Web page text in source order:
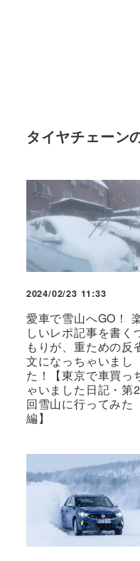
タイヤチェーン
2024/02/23 11:33
愛車で雪山へGO！
しいレポ記事を書く
もりが、重ための反
文になっちゃいまし
た！【東京で車買っ
ゃいました日記・第
回雪山に行ってみた
編】